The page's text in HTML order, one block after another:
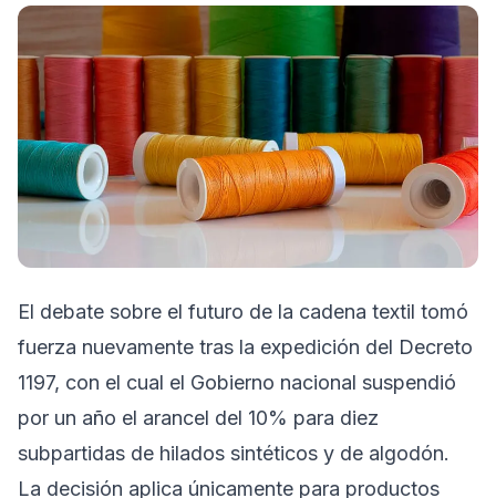
El debate sobre el futuro de la cadena textil tomó
fuerza nuevamente tras la expedición del Decreto
1197, con el cual el Gobierno nacional suspendió
por un año el arancel del 10% para diez
subpartidas de hilados sintéticos y de algodón.
La decisión aplica únicamente para productos